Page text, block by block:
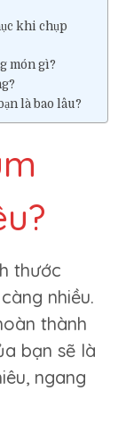
khi chụp
món gì?
là bao lâu?
thước
nhiều.
thành
bạn sẽ là
ngang